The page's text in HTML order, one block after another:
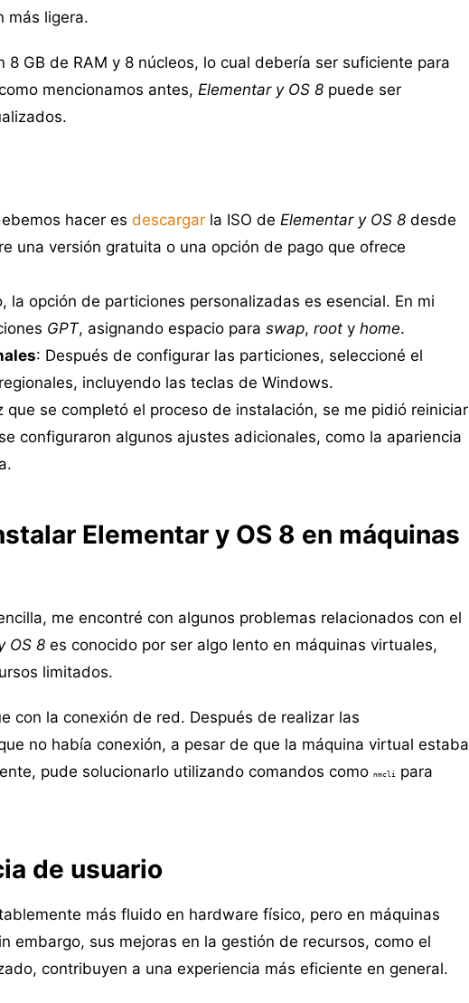
más ligera.
GB de RAM y 8 núcleos, lo cual debería ser suficiente para
mencionamos antes, Elementar y OS 8 puede ser
hacer es descargar la ISO de Elementar y OS 8 desde
una versión gratuita o una opción de pago que ofrece
la opción de particiones personalizadas es esencial. En mi
GPT, asignando espacio para swap, root y home.
: Después de configurar las particiones, seleccioné el
incluyendo las teclas de Windows.
que se completó el proceso de instalación, se me pidió reiniciar
configuraron algunos ajustes adicionales, como la apariencia
Elementar y OS 8 en máquinas
me encontré con algunos problemas relacionados con el
OS 8 es conocido por ser algo lento en máquinas virtuales,
limitados.
con la conexión de red. Después de realizar las
no había conexión, a pesar de que la máquina virtual estaba
pude solucionarlo utilizando comandos como nmcli
para
de usuario
más fluido en hardware físico, pero en máquinas
embargo, sus mejoras en la gestión de recursos, como el
contribuyen a una experiencia más eficiente en general.